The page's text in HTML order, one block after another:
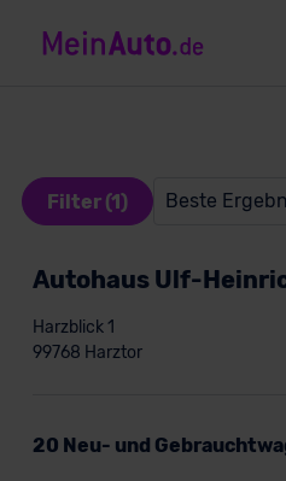
Filter (1) Beste
Autohaus Ulf-
Harzblick 1
99768 Harztor
Konditionen
20 Neu- und